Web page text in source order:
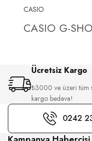
CASIO
CASIO G-
Ücretsiz Kargo
₺3000 ve üzeri tüm
kargo bedava!
0242